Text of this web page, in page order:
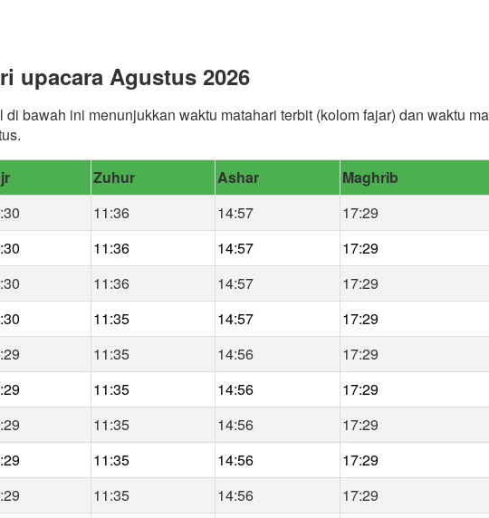
upacara Agustus 2026
bawah ini menunjukkan waktu matahari terbit (kolom fajar) dan waktu
Zuhur Ashar Maghrib
11:36 14:57 17:29
11:36 14:57 17:29
11:36 14:57 17:29
11:35 14:57 17:29
11:35 14:56 17:29
11:35 14:56 17:29
11:35 14:56 17:29
11:35 14:56 17:29
11:35 14:56 17:29